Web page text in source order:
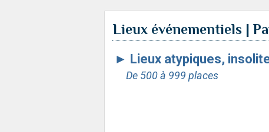
Lieux événementiels |
► Lieux atypiques,
De 500 à 999 places